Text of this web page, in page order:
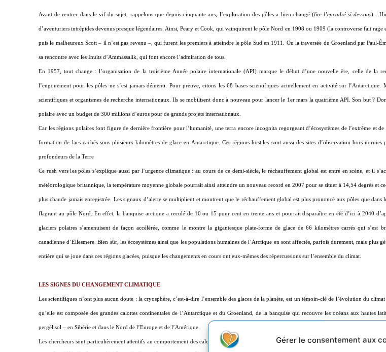
Gérer le consentement aux
Avant de rentrer dans le vif du sujet, rappelons que depuis cinquante ans, l’exploration des pôles a bien changé (lire l’encadré si-dessous) .
d’aventuriers intrépides devenus presque légendaires. Ainsi, Peary et Cook, qui vainquirent le pôle Nord en 1908 ou 1909 (la controverse fait rage
puis le malheureux Scott – il n’est pas revenu –, qui furent les premiers à atteindre le pôle Sud en 1911. Ou la traversée du Groenland par Paul-
sa rencontre avec les Inuits d’Ammassalik, qui font encore l’admiration de tous.
En 1957, tout change : l’organisation de la troisième Année polaire internationale (API) marque le début d’une nouvelle ère, celle de la
l’engouement pour les pôles ne s’est jamais démenti. Pour preuve, citons les 68 bases scientifiques actuellement en activité sur l’Antarctique.
scientifiques et organismes de recherche internationaux. Ils se mobilisent donc à nouveau pour lancer le 1er mars la quatrième API. Son but ?
polaire avec un budget de 300 millions d’euros pour de grands projets internationaux.
Car les régions polaires font figure de dernière frontière pour l’humanité, une terra encore incognita regorgeant d’écosystèmes de l’extrême et
formation de lacs cachés sous plusieurs kilomètres de glace en Antarctique. Ces régions hostiles sont aussi des sites d’observation hors
profondeurs de la Terre
Ce rush vers les pôles s’explique aussi par l’urgence climatique : au cours de ce demi-siècle, le réchauffement global est entré en scène, et il
météorologique britannique, la température moyenne globale pourrait ainsi atteindre un nouveau record en 2007 pour se situer à 14,54 degrés et
plus chaude jamais enregistrée. Les signaux d’alerte se multiplient et montrent que le réchauffement global est plus prononcé aux pôles que dans
flagrant au pôle Nord. En effet, la banquise arctique a reculé de 10 ou 15 pour cent en trente ans et pourrait disparaître en été d’ici à 2040
glaciers polaires s’amenuisent de façon accélérée, comme le montre la gigantesque plate-forme de glace de 66 kilomètres carrés qui s’est
canadienne d’Ellesmere. Bien sûr, les écosystèmes ainsi que les populations humaines de l’Arctique en sont affectés, parfois durement, mais plus
entière qui se joue dans ces régions glacées, puisque les changements en cours ont eux-mêmes des répercussions sur l’ensemble du climat.
LES SIGNES DU CHANGEMENT CLIMATIQUE
Les scientifiques n’ont plus aucun doute : la cryosphère, c’est-à-dire l’ensemble des glaces de la planète, est un témoin-clé de l’évolution du
qu’elle est composée des grandes calottes continentales de l’Antarctique et du Groenland, de la banquise qui recouvre les océans aux hautes
pergélisol – en Sibérie et dans le Nord de l’Europe et de l’Amérique.
Les chercheurs sont particulièrement attentifs au comportement des calottes continentales, qui détiennent plus de 85 pour cent des réserves d’eau